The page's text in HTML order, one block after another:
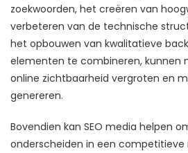
zoekwoorden, het creëren van
verbeteren van de technische
het opbouwen van kwalitatieve
elementen te combineren, kunnen
online zichtbaarheid vergroten en
genereren.
Bovendien kan SEO media helpen
onderscheiden in een competitieve